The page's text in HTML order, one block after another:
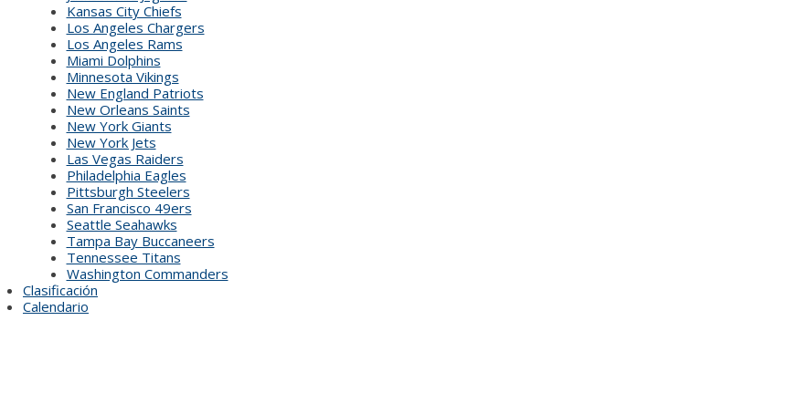
Kansas City Chiefs
Los Angeles Chargers
Los Angeles Rams
Miami Dolphins
Minnesota Vikings
New England Patriots
New Orleans Saints
New York Giants
New York Jets
Las Vegas Raiders
Philadelphia Eagles
Pittsburgh Steelers
San Francisco 49ers
Seattle Seahawks
Tampa Bay Buccaneers
Tennessee Titans
Washington Commanders
Clasificación
Calendario